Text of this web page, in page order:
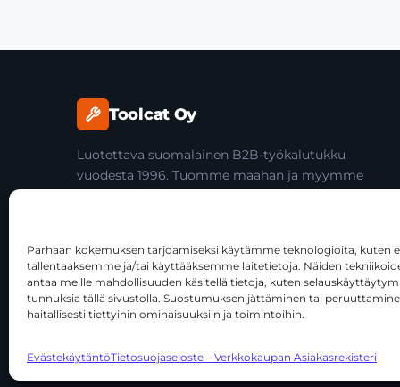
Parhaan kokemuksen tarjoamiseksi käytämme teknologioita, kuten
tallentaaksemme ja/tai käyttääksemme laitetietoja. Näiden
antaa meille mahdollisuuden käsitellä tietoja, kuten
tunnuksia tällä sivustolla. Suostumuksen jättäminen tai
haitallisesti tiettyihin ominaisuuksiin ja toimintoihin.
EvästekäytäntöTietosuojaseloste – Verkkokaupan Asiakasrekisteri
Toolcat Oy
Luotettava suomalainen B2B-työkalutukku
vuodesta 1996. Tuomme maahan ja myymme
© 2026 Toolcat Oy · Y-tunnus 1059567-7 · Kalustetie 1,